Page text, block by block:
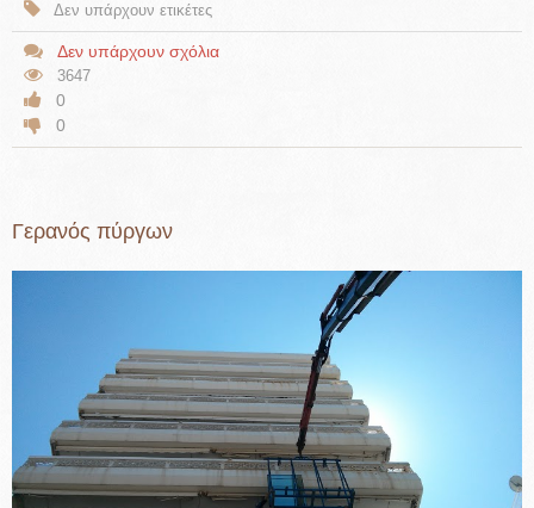
Δεν υπάρχουν ετικέτες
Δεν υπάρχουν σχόλια
3647
0
0
Γερανός πύργων